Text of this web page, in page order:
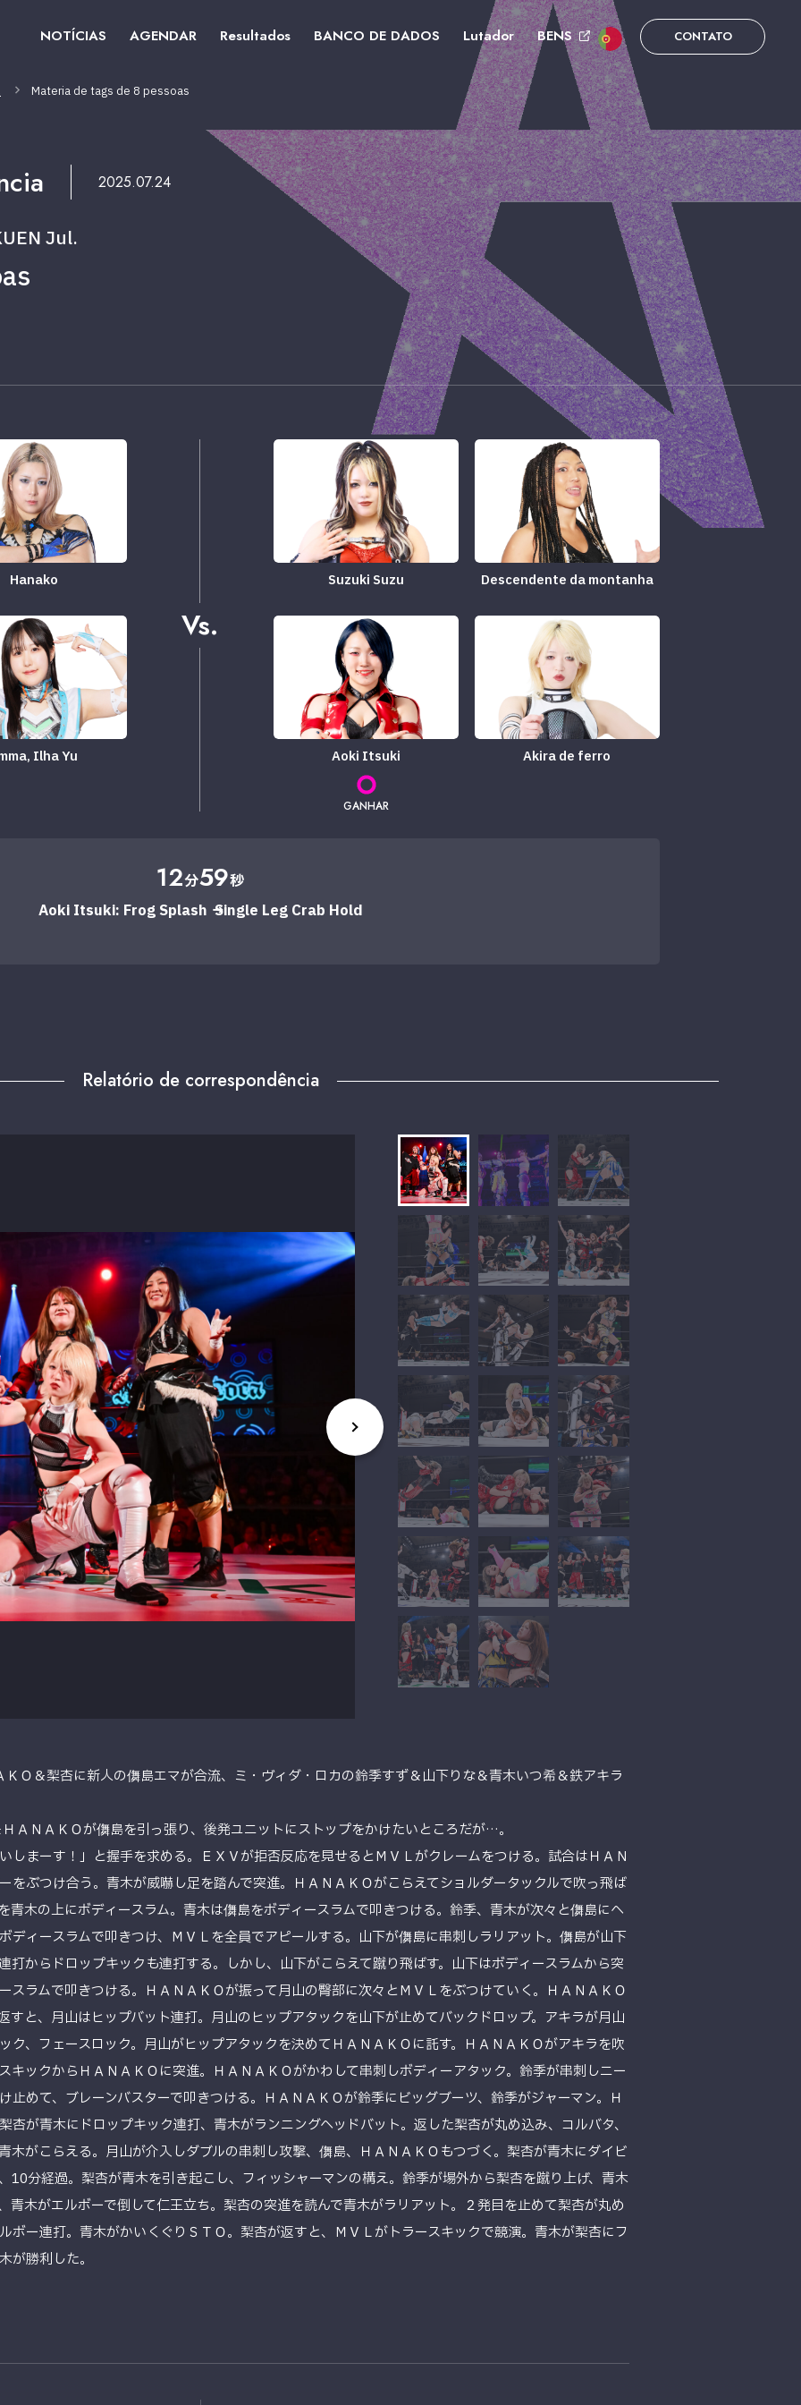
NOTÍCIAS AGENDAR Resultados BANCO DE DADOS Lutador BENS CONTATO
Materia de tags de 8 pessoas
2025.07.24
Jul.
Hanako
​​Ilha Yu
Vs.
Suzuki Suzu Descendente da montanha
Aoki Itsuki
GANHAR
Akira de ferro
12分59秒
Aoki Itsuki: Frog Splash → Single Leg Crab Hold
Relatório de correspondência
Ｏ＆梨杏に新人の儛島エマが合流、ミ・ヴィダ・ロカの鈴季すず＆山下りな＆青木いつ希＆鉄アキラ
ＡＮＡＫＯが儛島を引っ張り、後発ユニットにストップをかけたいところだが…。
しまーす！」と握手を求める。ＥＸＶが拒否反応を見せるとＭＶＬがクレームをつける。試合はＨＡＮ
をぶつけ合う。青木が威嚇し足を踏んで突進。ＨＡＮＡＫＯがこらえてショルダータックルで吹っ飛ば
青木の上にボディースラム。青木は儛島をボディースラムで叩きつける。鈴季、青木が次々と儛島にヘ
ディースラムで叩きつけ、ＭＶＬを全員でアピールする。山下が儛島に串刺しラリアット。儛島が山下
打からドロップキックも連打する。しかし、山下がこらえて蹴り飛ばす。山下はボディースラムから突
スラムで叩きつける。ＨＡＮＡＫＯが振って月山の臀部に次々とＭＶＬをぶつけていく。ＨＡＮＡＫＯ
すと、月山はヒップバット連打。月山のヒップアタックを山下が止めてバックドロップ。アキラが月山
ク、フェースロック。月山がヒップアタックを決めてＨＡＮＡＫＯに託す。ＨＡＮＡＫＯがアキラを吹
キックからＨＡＮＡＫＯに突進。ＨＡＮＡＫＯがかわして串刺しボディーアタック。鈴季が串刺しニー
止めて、ブレーンバスターで叩きつける。ＨＡＮＡＫＯが鈴季にビッグブーツ、鈴季がジャーマン。Ｈ
杏が青木にドロップキック連打、青木がランニングヘッドバット。返した梨杏が丸め込み、コルバタ、
木がこらえる。月山が介入しダブルの串刺し攻撃、儛島、ＨＡＮＡＫＯもつづく。梨杏が青木にダイビ
10分経過。梨杏が青木を引き起こし、フィッシャーマンの構え。鈴季が場外から梨杏を蹴り上げ、青木
青木がエルボーで倒して仁王立ち。梨杏の突進を読んで青木がラリアット。２発目を止めて梨杏が丸め
ボー連打。青木がかいくぐりＳＴＯ。梨杏が返すと、ＭＶＬがトラースキックで競演。青木が梨杏にフ
が勝利した。